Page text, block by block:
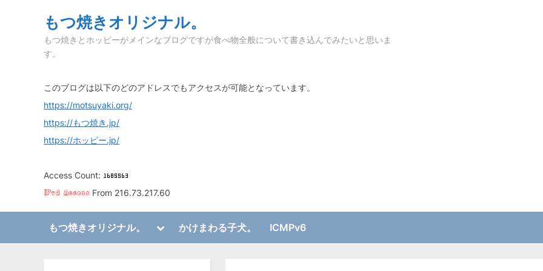
もつ焼きオリジナル。
もつ焼きとホッピーがメインなブログですが食べ物全般について書き込んでみたいと思いま
す。
このブログは以下のどのアドレスでもアクセスが可能となっています。
https://motsuyaki.org/
https://もつ焼き.jp/
https://ホッピー.jp/
Access Count:
From 216.73.217.60
もつ焼きオリジナル。
Toggle
menu
Toggle
かけまわる子犬。 ICMPv6